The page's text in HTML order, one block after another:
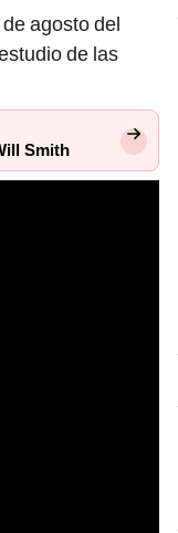
agosto del
de las
Smith